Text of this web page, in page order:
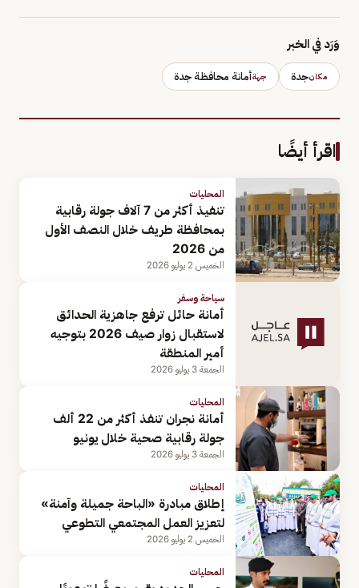
وَرَد في الخبر
مكانجدة جهةأمانة محافظة جدة
اقرأ أيضًا
المحليات
تنفيذ أكثر من 7 آلاف جولة رقابية
بمحافظة طريف خلال النصف الأول
من 2026
الخميس 2 يوليو 2026
سياحة وسفر
أمانة حائل ترفع جاهزية الحدائق
لاستقبال زوار صيف 2026 بتوجيه
أمير المنطقة
الجمعة 3 يوليو 2026
المحليات
أمانة نجران تنفذ أكثر من 22 ألف
جولة رقابية صحية خلال يونيو
الجمعة 3 يوليو 2026
المحليات
إطلاق مبادرة «الباحة جميلة وآمنة»
لتعزيز العمل المجتمعي التطوعي
الخميس 2 يوليو 2026
المحليات